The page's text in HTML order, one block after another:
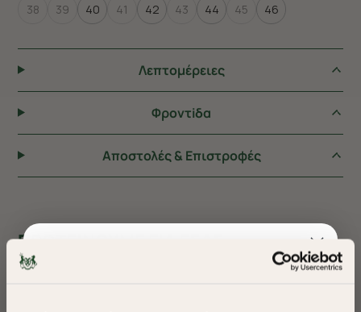
38 39 40 41 42 43 44 45 46
Λεπτομέρειες
Φροντiδα
Αποστολές & Επιστροφές
ΠΡΟΤΕΙΝΟΥΜΕ ΓΙΑ ΕΣΑΣ